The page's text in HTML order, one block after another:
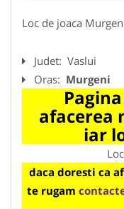
Loc de joaca
Judet: Vaslui
Oras: Murgeni
afacerea
iar
daca doresti ca
te rugam